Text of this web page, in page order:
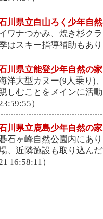
川県立白山ろく少年自
ワナつかみ、焼き杉ク
はスキー指導補助もあ
川県立能登少年自然の家
洋大型カヌー(9人乗り)
しむことをメインに活
）
川県立鹿島少年自然の家
石ヶ峰自然公園内にあ
、近隣施設も取り込ん
16:58:11）